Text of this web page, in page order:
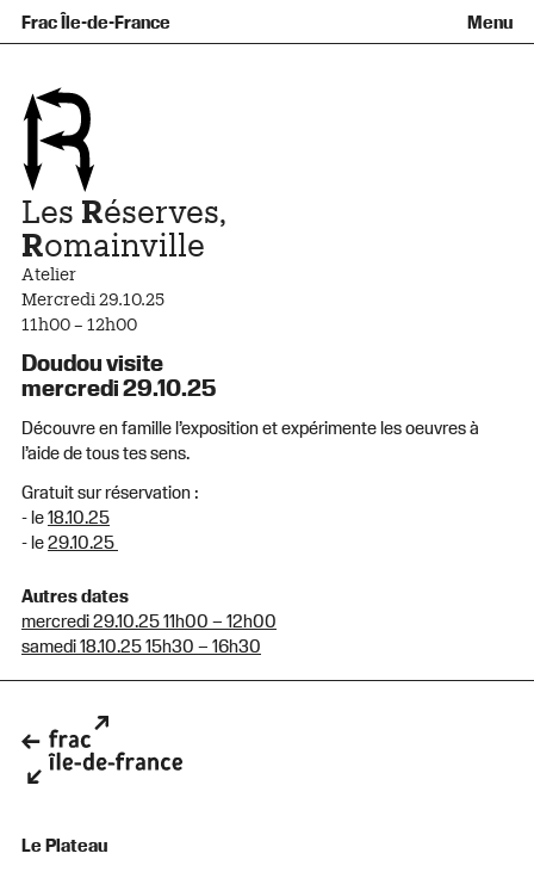
Frac Île-de-France Menu
Qu’est-ce qu’un Frac ?
Prêts d’œuvres
Informations pratiques
Venir au Frac
Familles et enfants
Groupes
Espaces de pratique libre
Accessibilité
+Aa-
Les Réserves,
Romainville
Atelier
Mercredi 29.10.25
11h00 – 12h00
Doudou visite
mercredi 29.10.25
Découvre en famille l’exposition et expérimente les oeuvres à
l’aide de tous tes sens.
Gratuit sur réservation :
- le18.10.25
- le29.10.25
Autres dates
mercredi 29.10.25 11h00 – 12h00
samedi 18.10.25 15h30 – 16h30
Le Plateau